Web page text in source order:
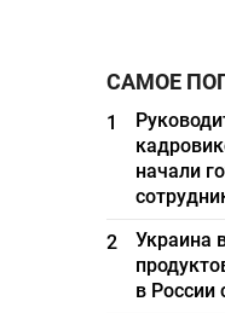
САМОЕ
1
начали
2
Украина
в России